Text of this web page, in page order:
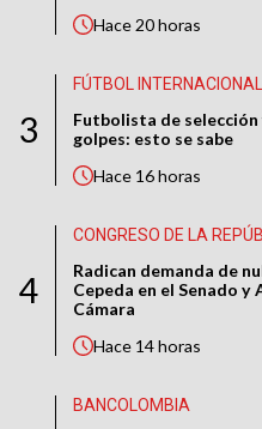
Hace20 horas
3
FÚTBOL INTERNACIONAL
Futbolista de selección
golpes: esto se sabe
Hace 16 horas
4
CONGRESO DE LA
Radican demanda de
Cepeda en el Senado y
Cámara
Hace 14 horas
BANCOLOMBIA